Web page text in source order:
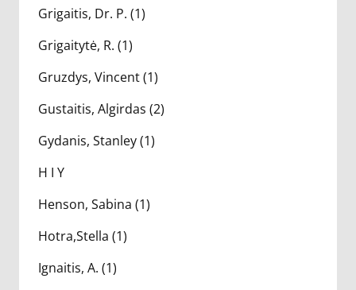
Grigaitis, Dr. P. (1)
Grigaitytė, R. (1)
Gruzdys, Vincent (1)
Gustaitis, Algirdas (2)
Gydanis, Stanley (1)
H I Y
Henson, Sabina (1)
Hotra,Stella (1)
Ignaitis, A. (1)